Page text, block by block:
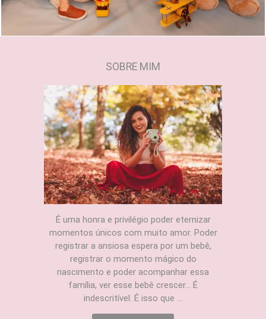
SOBRE MIM
É uma honra e privilégio poder eternizar
momentos únicos com muito amor. Poder
registrar a ansiosa espera por um bebê,
registrar o momento mágico do
nascimento e poder acompanhar essa
família, ver esse bebê crescer... É
indescritível. É isso que ...